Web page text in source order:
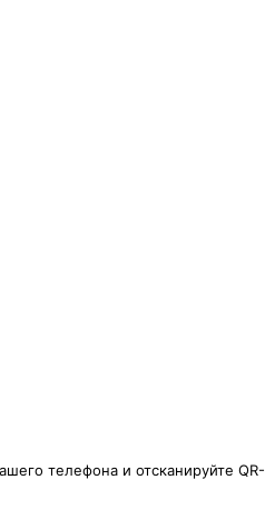
телефона и отсканируйте QR-